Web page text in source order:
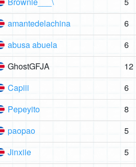
amantedelachina 6
abusa abuela 6
GhostGFJA 12
Capiii 6
Pepeyito 8
paopao 5
Jinxiie 5